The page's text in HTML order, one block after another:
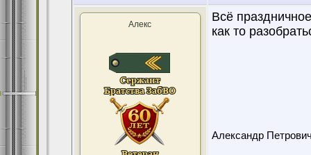
Алекс
Всё
как то
Александр